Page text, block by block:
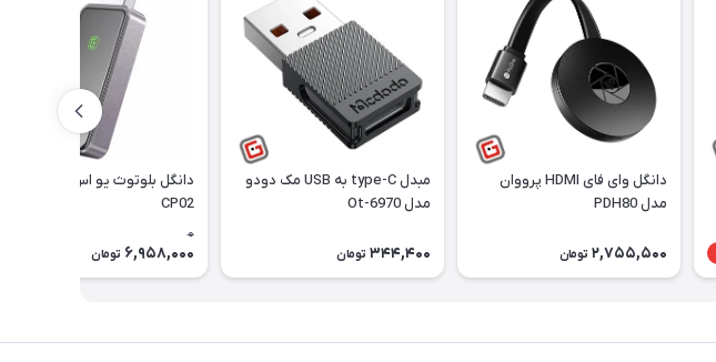
دانگل وای‌ فای HDMI پرووان
مدل PDH80
2,755,500 تومان
مبدل type-C به USB مک دودو
مدل Ot-6970
344,400 تومان
دانگل بلوتوث یو اس بی ارلدام
CP02
0
6,958,000 تومان